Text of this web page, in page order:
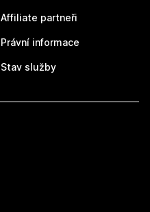
Affiliate partneři
Právní informace
Stav služby